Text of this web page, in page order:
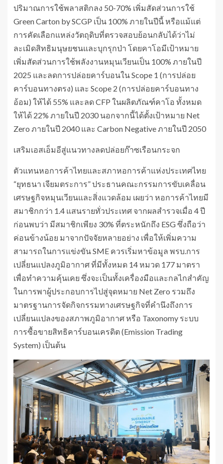
ปริมาณการใช้พลาสติกลง 50-70% เพิ่มสัดส่วนการใช้
Green Carton by SCGP เป็น 100% ภายในปีนี้ หรือแม้แต่
การคัดเลือกแหล่งวัตถุดิบที่ตรวจสอบย้อนกลับได้ว่าไม่
ละเมิดสิทธิมนุษยชนและบุกรุกป่า โดยคาโอมีเป้าหมาย
เพิ่มสัดส่วนการใช้พลังงานหมุนเวียนเป็น 100% ภายในปี
2025 และลดการปล่อยคาร์บอนใน Scope 1 (การปล่อย
คาร์บอนทางตรง) และ Scope 2 (การปล่อยคาร์บอนทาง
อ้อม) ให้ได้ 55% และลด CFP ในผลิตภัณฑ์คาโอ ทั้งหมด
ให้ได้ 22% ภายในปี 2030 นอกจากนี้ได้ตั้งเป้าหมาย Net
Zero ภายในปี 2040 และ Carbon Negative ภายในปี 2050
เสริมเอสเอ็มอีสู่แนวทางลดปล่อยก๊าซเรือนกระจก
ตัวแทนหอการค้าไทยและสภาหอการค้าแห่งประเทศไทย
“ยุทธนา เจียมตระการ” ประธานคณะกรรมการขับเคลื่อน
เศรษฐกิจหมุนเวียนและสิ่งแวดล้อม เผยว่า หอการค้าไทยมี
สมาชิกกว่า 1.4 แสนรายทั่วประเทศ จากผลสำรวจเมื่อ 4 ปี
ก่อนพบว่า มีสมาชิกเพียง 30% ที่ตระหนักถึง ESG ซึ่งถือว่า
ค่อนข้างน้อย มาจากปัจจัยหลายอย่าง เพื่อให้เพิ่มความ
สามารถในการแข่งขัน SME ควรเริ่มหาข้อมูล พรบ.การ
เปลี่ยนแปลงภูมิอากาศ ที่มีทั้งหมด 14 หมวด 177 มาตรา
เพื่อทำความคุ้นเคย ซึ่งจะเป็นทั้งเครื่องมือและกลไกสำคัญ
ในการพาผู้ประกอบการไปสู่จุดหมาย Net Zero รวมถึง
มาตรฐานการจัดกิจกรรมทางเศรษฐกิจที่คำนึงถึงการ
เปลี่ยนแปลงของสภาพภูมิอากาศ หรือ Taxonomy ระบบ
การซื้อขายสิทธิคาร์บอนเครดิต (Emission Trading
System) เป็นต้น